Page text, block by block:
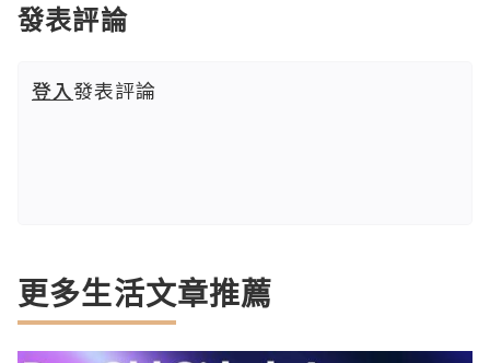
發表評論
登入發表評論
更多生活文章推薦